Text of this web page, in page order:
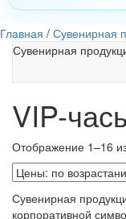
Главная / Сувенирная
Сувенирная
VIP-
Отображение 1–16
Сувенирная
корпоративной